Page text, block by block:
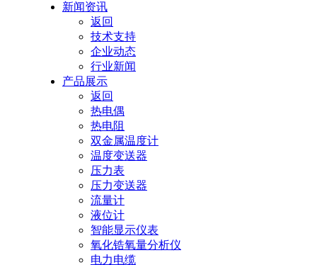
新闻资讯
返回
技术支持
企业动态
行业新闻
产品展示
返回
热电偶
热电阻
双金属温度计
温度变送器
压力表
压力变送器
流量计
液位计
智能显示仪表
氧化锆氧量分析仪
电力电缆